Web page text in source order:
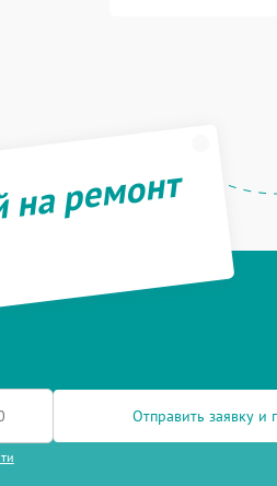
ремонт
Отправить заявку и